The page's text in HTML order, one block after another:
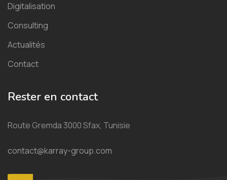
Digitalisation
Consulting
Actualités
Contact
Rester en contact
Route Gremda 3000 Sfax, Tunisie
contact@karray-group.com